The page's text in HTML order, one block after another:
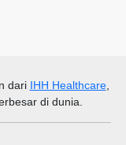
dari IHH Healthcare,
di dunia.